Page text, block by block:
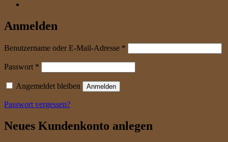
Anmelden
Benutzername oder E-Mail-Adresse *
Passwort *
Angemeldet bleiben Anmelden
Passwort vergessen?
Neues Kundenkonto anlegen